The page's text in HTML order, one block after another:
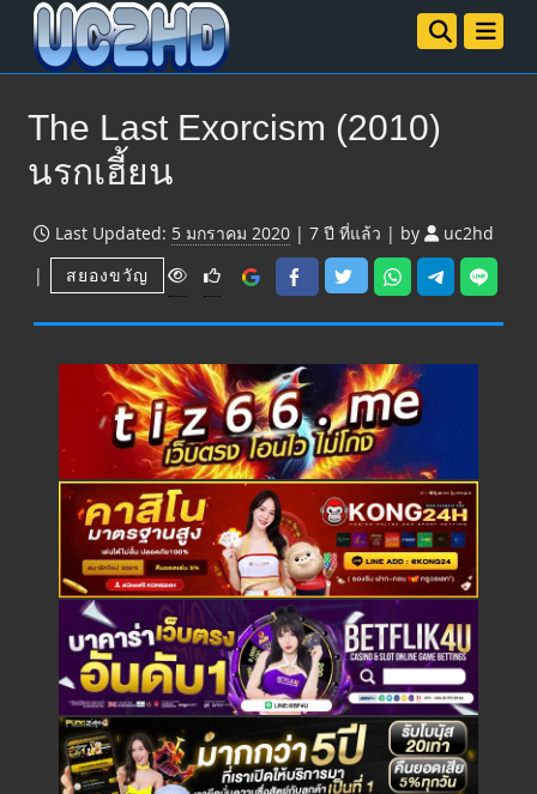
The Last Exorcism (2010)
นรกเฮี้ยน
Last Updated: 5 มกราคม 2020 | 7 ปี ที่แล้ว | by
uc2hd
|
สยองขวัญ
V
w
s